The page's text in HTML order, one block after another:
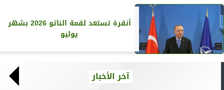
أنقرة تستعد لقمة الناتو 2026 بشهر
يوليو
آخر الأخبار